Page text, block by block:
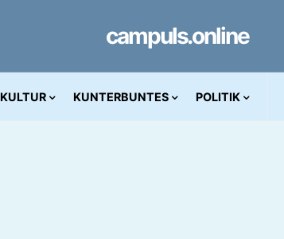
campuls.online
KULTUR KUNTERBUNTES POLITIK